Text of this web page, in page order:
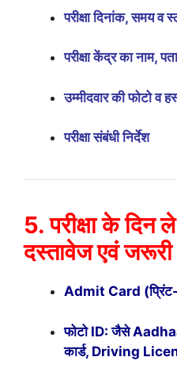
परीक्षा दिनांक, समय व
परीक्षा केंद्र का नाम,
उम्मीदवार की फोटो व
परीक्षा संबंधी निर्देश
5. परीक्षा के दिन
दस्तावेज एवं जरूरी
Admit Card (प्रिंट-
फोटो ID: जैसे
कार्ड, Driving